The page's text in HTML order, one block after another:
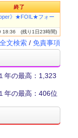
終了
》★FOIL★フォー
18:36 (残り1日23時間)
文検索 / 免責事項
年の最高：1,323
年の最高：406位